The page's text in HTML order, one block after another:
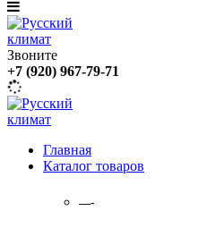
Звоните
+7 (920) 967-79-71
Главная
Каталог товаров
—-